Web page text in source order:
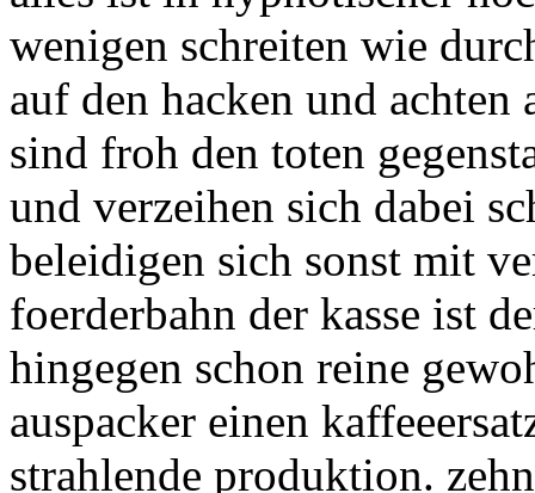
wenigen schreiten wie
auf den hacken und
sind froh den toten
und verzeihen sich dabei
beleidigen sich sonst mit
foerderbahn der kasse ist
hingegen schon reine
auspacker einen
strahlende produktion.